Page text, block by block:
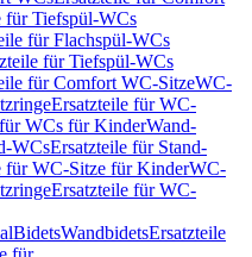
für Tiefspül-WCs
für Flachspül-WCs
für Tiefspül-WCs
für Comfort WC-SitzeWC-
Ersatzteile für WC-
WCs für KinderWand-
WCsErsatzteile für Stand-
für WC-Sitze für KinderWC-
Ersatzteile für WC-
BidetsWandbidetsErsatzteile